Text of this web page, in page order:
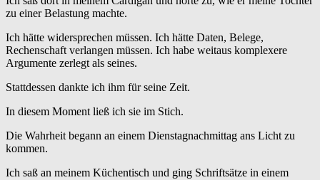
zu einer Belastung machte.
Ich hätte widersprechen müssen. Ich hätte Daten, Belege,
Rechenschaft verlangen müssen. Ich habe weitaus komplexere
Argumente zerlegt als seines.
Stattdessen dankte ich ihm für seine Zeit.
In diesem Moment ließ ich sie im Stich.
Die Wahrheit begann an einem Dienstagnachmittag ans Licht zu
kommen.
Ich saß an meinem Küchentisch und ging Schriftsätze in einem